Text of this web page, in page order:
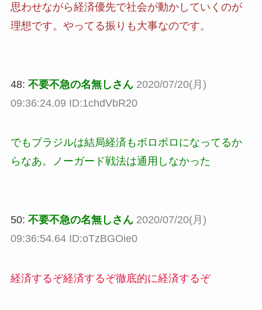
思わせながら経済優先で社会が動かしていくのが
理想です。やってる振りも大事なのです。
48: 不要不急の名無しさん 2020/07/20(月)
09:36:24.09 ID:1chdVbR20
でもブラジルは結局経済もボロボロになってるか
らなあ。ノーガード戦法は通用しなかった
50: 不要不急の名無しさん 2020/07/20(月)
09:36:54.64 ID:oTzBGOie0
経済するぞ経済するぞ徹底的に経済するぞ